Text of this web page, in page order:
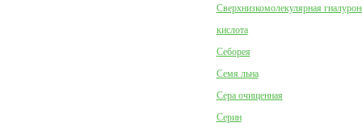
Сверхнизкомолекулярная
кислота
Себорея
Семя льна
Сера очищенная
Серин